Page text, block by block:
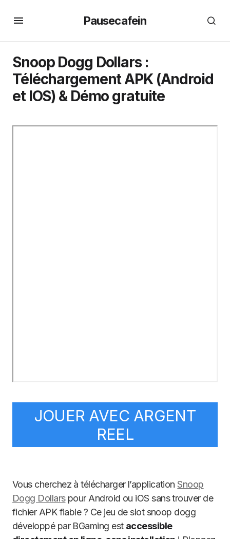
Pausecafein
Snoop Dogg Dollars :
Téléchargement APK (Android
et IOS) & Démo gratuite
JOUER AVEC ARGENT
REEL
Vous cherchez à télécharger l’applicationSnoop
Dogg Dollarspour Android ou iOS sans trouver de
fichier APK fiable ? Ce jeu de slot snoop dogg
développé par BGaming est accessible